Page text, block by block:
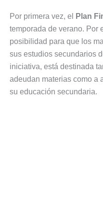
Por primera vez, el Plan
temporada de verano. Por
posibilidad para que los
sus estudios secundarios
iniciativa, está destinada
adeudan materias como a
su educación secundaria.